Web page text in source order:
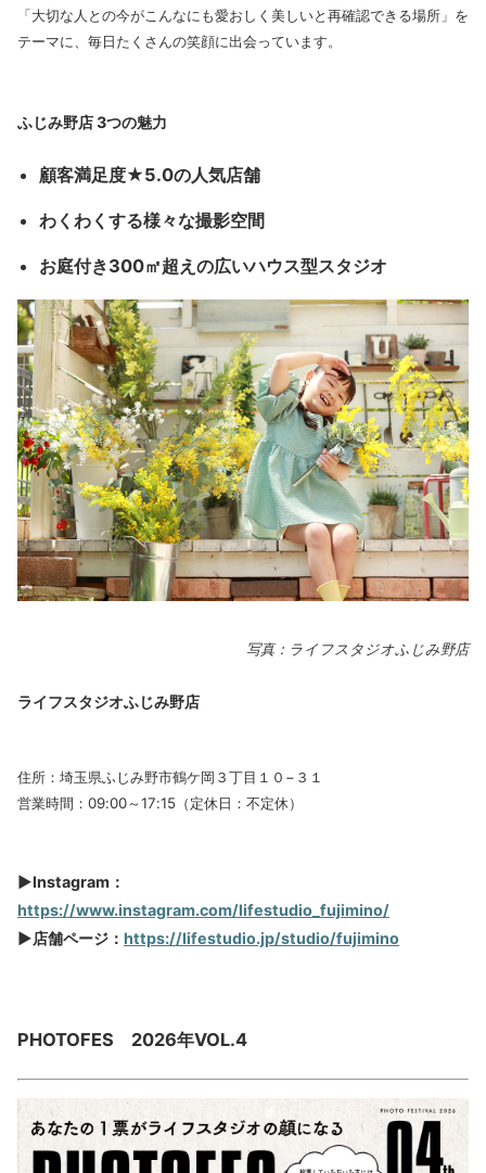
「大切な人との今がこんなにも愛おしく美しいと再確認できる場所」を
テーマに、毎日たくさんの笑顔に出会っています。
ふじみ野店 3つの魅力
顧客満足度★5.0の人気店舗
わくわくする様々な撮影空間
お庭付き300㎡超えの広いハウス型スタジオ
写真：ライフスタジオふじみ野店
ライフスタジオふじみ野店
住所：埼玉県ふじみ野市鶴ケ岡３丁目１０−３１
営業時間：09:00～17:15（定休日：不定休）
▶Instagram ：
https://www.instagram.com/lifestudio_fujimino/
▶店舗ページ： https://lifestudio.jp/studio/fujimino
PHOTOFES 2026年VOL.4